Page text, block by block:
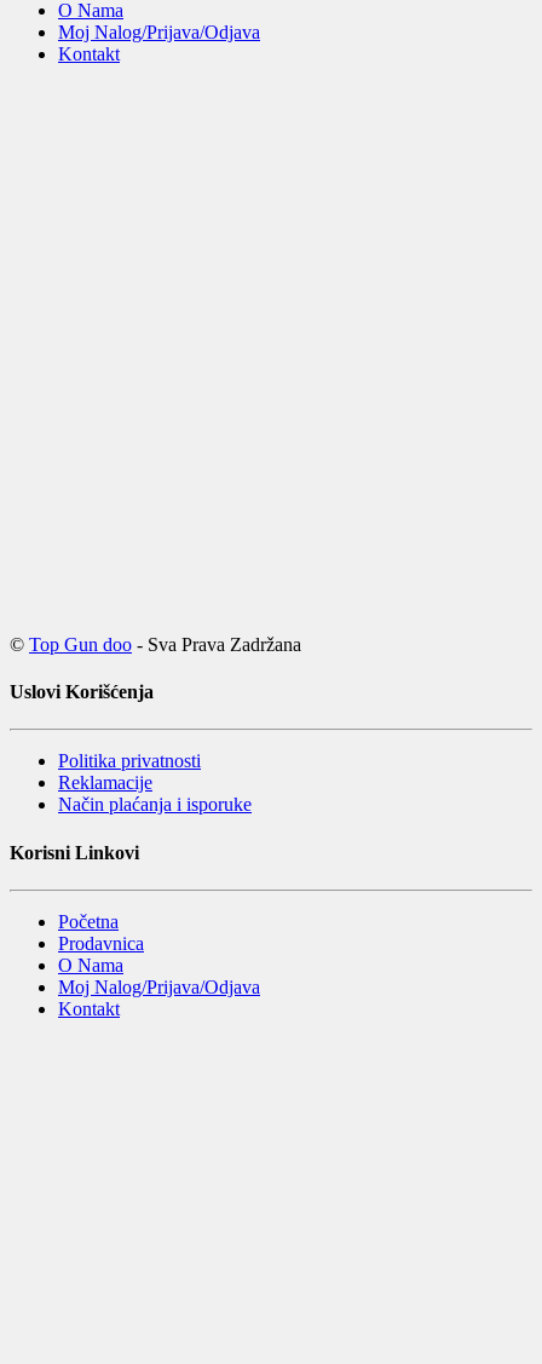
O Nama
Moj Nalog/Prijava/Odjava
Kontakt
© Top Gun doo - Sva Prava Zadržana
Uslovi Korišćenja
Politika privatnosti
Reklamacije
Način plaćanja i isporuke
Korisni Linkovi
Početna
Prodavnica
O Nama
Moj Nalog/Prijava/Odjava
Kontakt